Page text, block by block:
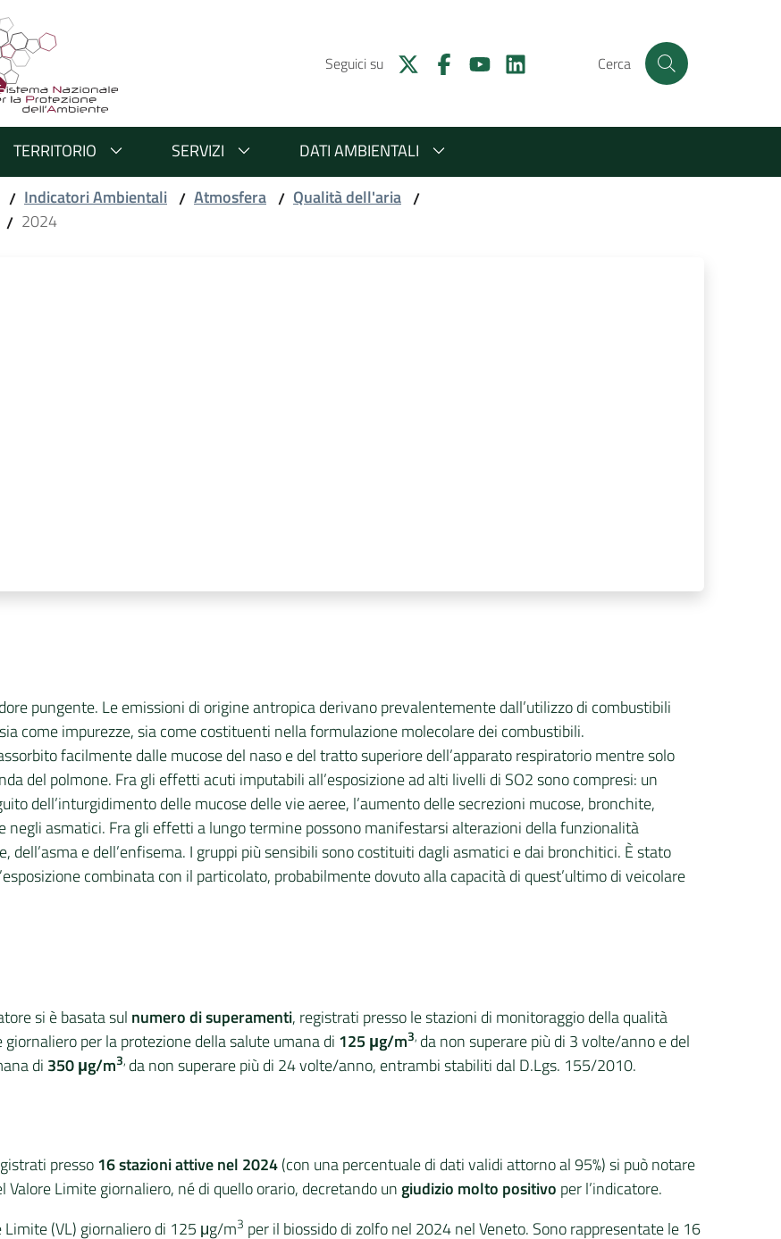
Seguici su Cerca
TERRITORIO SERVIZI
DATI AMBIENTALI
/ Indicatori Ambientali / Atmosfera / Qualità dell'aria /
/ 2024
pungente. Le emissioni di origine antropica derivano prevalentemente dall’utilizzo di combustibili
come impurezze, sia come costituenti nella formulazione molecolare dei combustibili.
facilmente dalle mucose del naso e del tratto superiore dell’apparato respiratorio mentre solo
del polmone. Fra gli effetti acuti imputabili all’esposizione ad alti livelli di SO2 sono compresi: un
dell’inturgidimento delle mucose delle vie aeree, l’aumento delle secrezioni mucose, bronchite,
asmatici. Fra gli effetti a lungo termine possono manifestarsi alterazioni della funzionalità
e dell’enfisema. I gruppi più sensibili sono costituiti dagli asmatici e dai bronchitici. È stato
combinata con il particolato, probabilmente dovuto alla capacità di quest’ultimo di veicolare
si è basata sul numero di superamenti, registrati presso le stazioni di monitoraggio della qualità
per la protezione della salute umana di 125 μg/m3, da non superare più di 3 volte/anno e del
di 350 μg/m3, da non superare più di 24 volte/anno, entrambi stabiliti dal D.Lgs. 155/2010.
presso16 stazioni attive nel 2024(con una percentuale di dati validi attorno al 95%) si può notare
Valore Limite giornaliero, né di quello orario, decretando un giudizio molto positivo per l’indicatore.
(VL) giornaliero di 125 μg/m3 per il biossido di zolfo nel 2024 nel Veneto. Sono rappresentate le 16